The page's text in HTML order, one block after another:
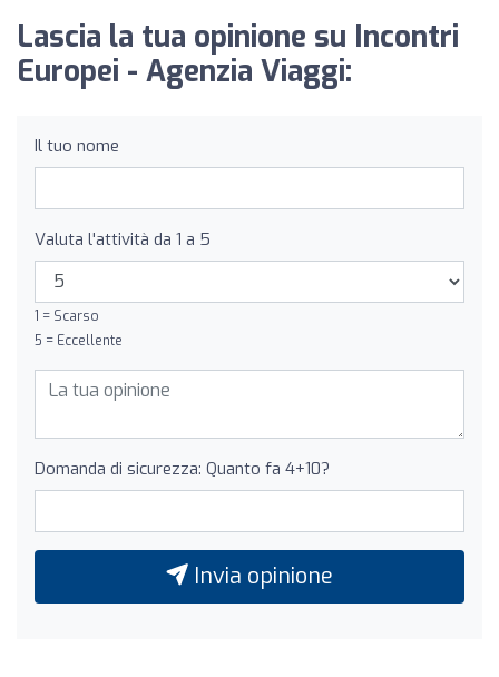
Lascia la tua opinione su Incontri
Europei - Agenzia Viaggi:
Il tuo nome
Valuta l'attività da 1 a 5
1 = Scarso
5 = Eccellente
Domanda di sicurezza: Quanto fa 4+10?
Invia opinione